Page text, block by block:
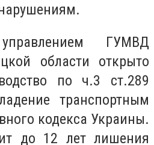
ГУМВД
области открыто
по ч.3 ст.289
транспортным
кодекса Украины.
до 12 лет лишения